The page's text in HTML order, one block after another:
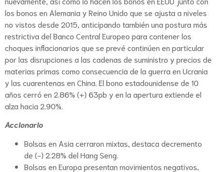
los bonos en Alemania y Reino Unido que se ajusta a niveles
no vistos desde 2015, anticipando también una postura más
restrictiva del Banco Central Europeo para contener los
choques inflacionarios que se prevé continúen en particular
por las disrupciones a las cadenas de suministro y precios de
materias primas como consecuencia de la guerra en Ucrania
y las cuarentenas en China. El bono estadounidense de 10
años cerró en 2.86% (+) 63pb y en la apertura extiende el
alza hacia 2.90%.
Accionario
Bolsas en Asia cerraron mixtas, destaca decremento
de (-) 2.28% del Hang Seng.
Bolsas en Europa presentan movimientos negativos,